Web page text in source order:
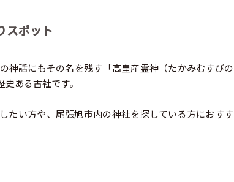
スポット
神話にもその名を残す「高皇産霊神（たかみむすびの
ある古社です。
たい方や、尾張旭市内の神社を探している方におすす